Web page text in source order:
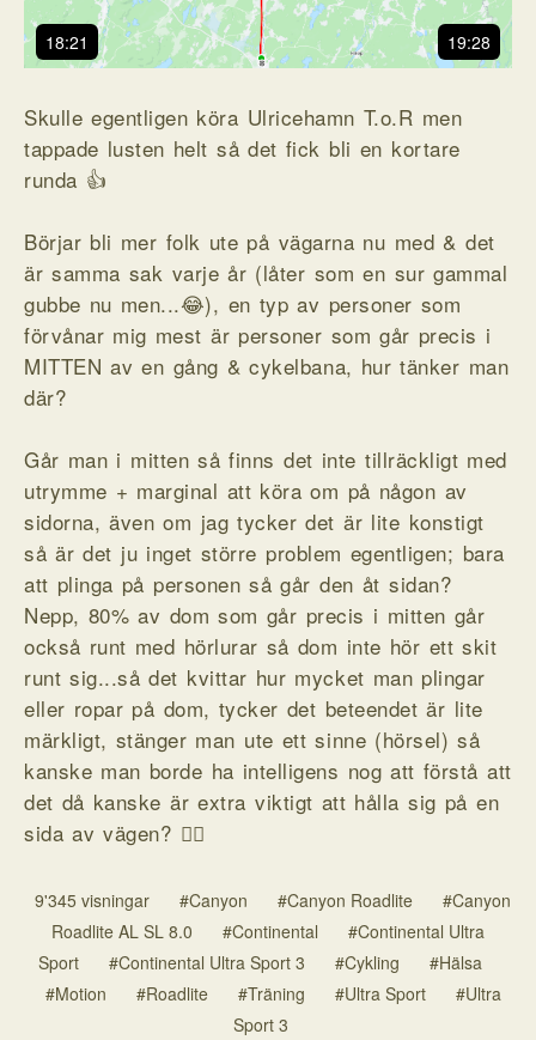
18:21 19:28
Skulle egentligen köra Ulricehamn T.o.R men
tappade lusten helt så det fick bli en kortare
runda 👍
Börjar bli mer folk ute på vägarna nu med & det
är samma sak varje år (låter som en sur gammal
gubbe nu men...😂), en typ av personer som
förvånar mig mest är personer som går precis i
MITTEN av en gång & cykelbana, hur tänker man
där?
Går man i mitten så finns det inte tillräckligt med
utrymme + marginal att köra om på någon av
sidorna, även om jag tycker det är lite konstigt
så är det ju inget större problem egentligen; bara
att plinga på personen så går den åt sidan?
Nepp, 80% av dom som går precis i mitten går
också runt med hörlurar så dom inte hör ett skit
runt sig...så det kvittar hur mycket man plingar
eller ropar på dom, tycker det beteendet är lite
märkligt, stänger man ute ett sinne (hörsel) så
kanske man borde ha intelligens nog att förstå att
det då kanske är extra viktigt att hålla sig på en
sida av vägen? 🤷‍♂️
9'345 visningar #Canyon #Canyon Roadlite
#Canyon
Roadlite AL SL 8.0
#Continental
#Continental Ultra
Sport
#Continental Ultra Sport 3 #Cykling
#Hälsa
#Motion
#Roadlite #Träning #Ultra Sport
#Ultra
Sport 3